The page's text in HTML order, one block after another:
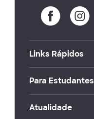
Links Rápidos
Para Estudantes
Atualidade